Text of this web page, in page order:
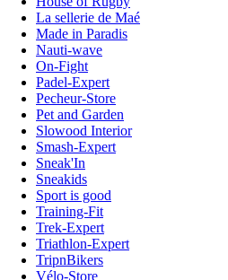
La sellerie de Maé
Made in Paradis
Nauti-wave
On-Fight
Padel-Expert
Pecheur-Store
Pet and Garden
Slowood Interior
Smash-Expert
Sneak'In
Sneakids
Sport is good
Training-Fit
Trek-Expert
Triathlon-Expert
TripnBikers
Vélo-Store